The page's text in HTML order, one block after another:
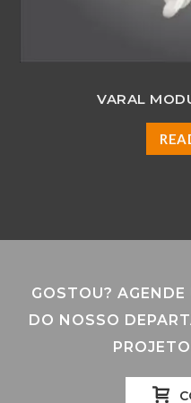
VARAL
GOSTOU?
DO NOSSO